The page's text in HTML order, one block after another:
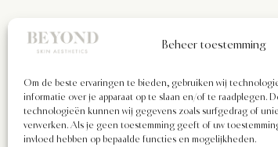
Beheer toestemming
Om de beste ervaringen te bieden, gebruiken wij
informatie over je apparaat op te slaan en/of te raadplegen.
technologieën kunnen wij gegevens zoals surfgedrag of
verwerken. Als je geen toestemming geeft of uw
invloed hebben op bepaalde functies en mogelijkheden.